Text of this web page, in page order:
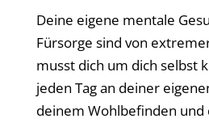
Deine eigene mentale
Fürsorge sind von
musst dich um dich selbst
jeden Tag an deiner
deinem Wohlbefinden und